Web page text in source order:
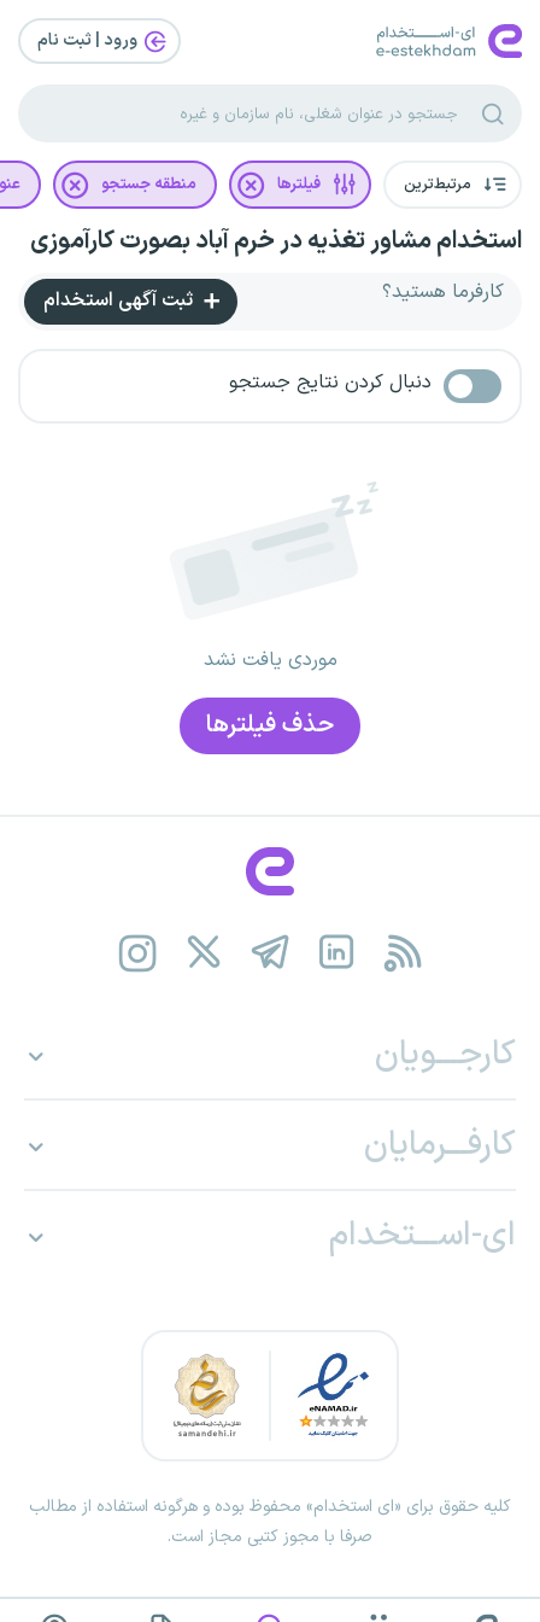
ورود | ثبت‌ نام
مرتبط‌ترین فیلترها منطقه جستجو
استخدام مشاور تغذیه در خرم آباد بصورت کارآموزی
کارفرما هستید؟ ثبت آگهی استخدام
دنبال کردن نتایج جستجو
موردی یافت نشد
حذف فیلتر‌ها
کارجـــویان
کارفـــرمایان
ای-اســـتخدام
کلیه حقوق برای «ای استخدام» محفوظ بوده و هرگونه استفاده از مطالب
صرفا با مجوز کتبی مجاز است.